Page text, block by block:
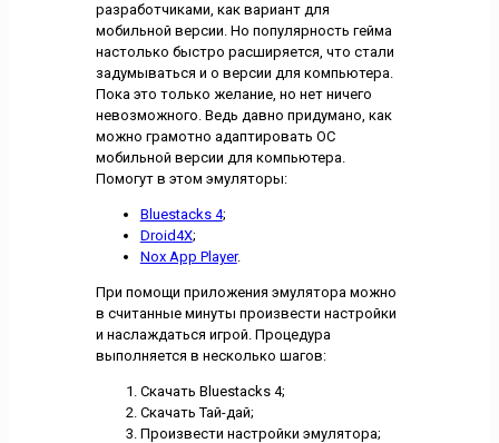
разработчиками, как вариант для
мобильной версии. Но популярность гейма
настолько быстро расширяется, что стали
задумываться и о версии для компьютера.
Пока это только желание, но нет ничего
невозможного. Ведь давно придумано, как
можно грамотно адаптировать ОС
мобильной версии для компьютера.
Помогут в этом эмуляторы:
Bluestacks 4;
Droid4X;
Nox App Player.
При помощи приложения эмулятора можно
в считанные минуты произвести настройки
и наслаждаться игрой. Процедура
выполняется в несколько шагов:
Скачать Bluestacks 4;
Скачать Тай-дай;
Произвести настройки эмулятора;